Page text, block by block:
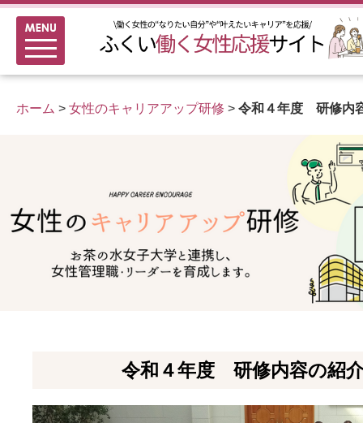
ホーム > 女性のキャリアアップ研修 > 令和４年度 研修内
令和４年度 研修内容の紹
メニュー
新着情報
ふくい女性活躍推進企業